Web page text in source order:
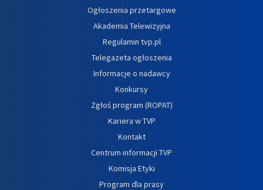
Ogłoszenia przetargowe
Akademia Telewizyjna
Regulamin tvp.pl
Telegazeta ogłoszenia
Informacje o nadawcy
Konkursy
Zgłoś program (ROPAT)
Kariera w TVP
Kontakt
Centrum informacji TVP
Komisja Etyki
Program dla prasy